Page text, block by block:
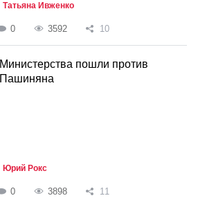
Татьяна Ивженко
0 3592 10
Министерства пошли против
Пашиняна
Юрий Рокс
0 3898 11